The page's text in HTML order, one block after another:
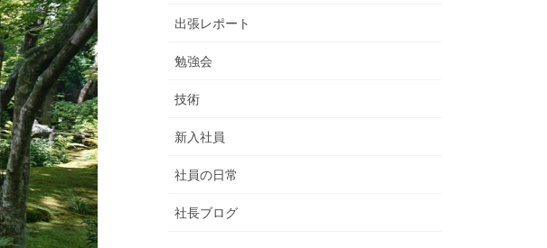
出張レポート
勉強会
技術
新入社員
社員の日常
社長ブログ